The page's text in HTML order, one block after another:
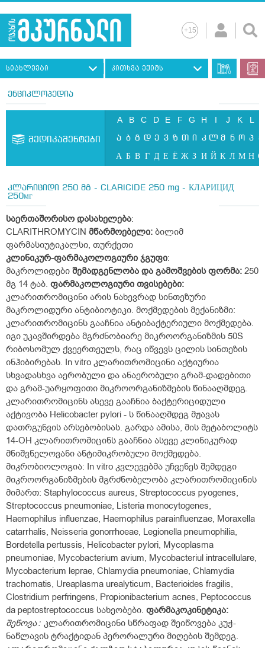
სიახლეები კითხვა ექიმს
ენციკლოპედია
მედიკამენტები
A B C D E F G H I J K L
ა ბ გ დ ე ვ ზ თ ი კ ლ მ ნ ო პ ჟ
А Б В Г Д Е Ё Ж З И Й К Л М Н О
კლარიციდი 250 მგ - CLARICIDE 250 mg - КЛАРИЦИД
250мг
საერთაშორისო დასახელება:
CLARITHROMYCIN მწარმოებელი: ბილიმ
ფარმასიუტიკალსი, თურქეთი
კლინიკურ-ფარმაკოლოგიური ჯგუფი:
მაკროლიდები შემადგენლობა და გამოშვების ფორმა: 250
მგ 14 ტაბ. ფარმაკოლოგიური თვისებები:
კლარითრომიცინი არის ნახევრად სინთეზური
მაკროლიდური ანტიბიოტიკი. მოქმედების მექანიზმი:
კლარითრომიცინს გააჩნია ანტიბაქტერიული მოქმედება.
იგი უკავშირდება მგრძნობიარე მიკროორგანიზმის 50S
რიბოსომულ ქვეერთეულს, რაც იწვევს ცილის სინთეზის
ინჰიბირებას. In vitro კლარითრომიცინი აქტიურია
სხვადასხვა აერობული და ანაერობული გრამ-დადებითი
და გრამ-უარყოფითი მიკროორგანიზმების წინააღმდეგ.
კლარითრომიცინს ასევე გააჩნია ბაქტერიციდული
აქტივობა Helicobacter pylori - ს წინააღმდეგ მჟავას
დათრგუნვის არსებობისას. გარდა ამისა, მის მეტაბოლიტს
14-OH კლარითრომიცინს გააჩნია ასევე კლინიკურად
მნიშვნელოვანი ანტიმიკრობული მოქმედება.
მიკრობიოლოგია: In vitro კვლევებმა უჩვენეს შემდეგი
მიკროორგანიზმების მგრძნობელობა კლარითრომიცინის
მიმართ: Staphylococcus aureus, Streptococcus pyogenes,
Streptococcus pneumoniae, Listeria monocytogenes,
Haemophilus influenzae, Haemophilus parainfluenzae, Moraxella
catarrhalis, Neisseria gonorrhoeae, Legionella pneumophilia,
Bordetella pertussis, Helicobacter pylori, Mycoplasma
pneumoniae, Mycobacterium avium, Mycobacteriul intracellulare,
Mycobacterium leprae, Chlamydia pneumoniae, Chlamydia
trachomatis, Ureaplasma urealyticum, Bacterioides fragilis,
Clostridium perfringens, Propionibacterium acnes, Peptococcus
da peptostreptococcus სახეობები. ფარმაკოკინეტიკა:
შეწოვა: კლარითრომიცინი სწრაფად შეიწოვება კუჭ-
ნაწლავის ტრაქტიდან პერორალური მიღების შემდეგ.